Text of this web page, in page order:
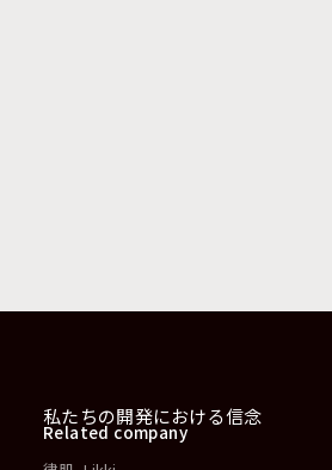
私たちの開発における信念
Related company